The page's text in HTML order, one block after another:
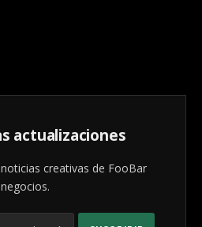
actualizaciones
creativas de FooBar